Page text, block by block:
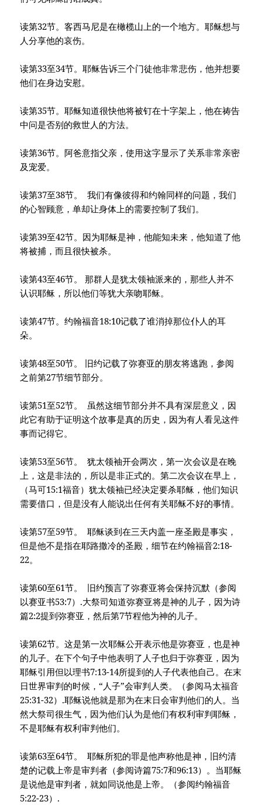
读第32节。客西马尼是在橄榄山上的一个地方。耶稣想与
人分享他的哀伤。
读第33至34节。耶稣告诉三个门徒他非常悲伤，他并想要
他们在身边安慰。
读第35节。耶稣知道很快他将被钉在十字架上，他在祷告
中问是否别的救世人的方法。
读第36节。阿爸意指父亲，使用这字显示了关系非常亲密
及宠爱。
读第37至38节。 我们有像彼得和约翰同样的问题，我们
的心智顾意，单却让身体上的需要控制了我们。
读第39至42节。因为耶稣是神，他能知未来，他知道了他
将被捕，而且很快被杀。
读第43至46节。 那群人是犹太领袖派来的，那些人并不
认识耶稣，所以他们等犹大亲吻耶稣。
读第47节。约翰福音18:10记载了谁消掉那位仆人的耳
朵。
读第48至50节。 旧约记载了弥赛亚的朋友将逃跑，参阅
之前第27节细节部分。
读第51至52节。 虽然这细节部分并不具有深层意义，因
此它有助于证明这个故事是真的历史，因为有人看见这件
事而记得它。
读第53至56节。 犹太领袖开会两次，第一次会议是在晚
上，这是非法的，所以是非正式的。第二次会议在早上，
（马可15:1福音）犹太领袖已经决定要杀耶稣，他们知识
需要借口，但是没有人能说出任何有关耶稣不好的事情。
读第57至59节。 耶稣谈到在三天内盖一座圣殿是事实，
但是他不是指在耶路撒冷的圣殿，细节在约翰福音2:18-
22。
读第60至61节。 旧约预言了弥赛亚将会保持沉默（参阅
以赛亚书53:7）.大祭司知道弥赛亚将是神的儿子，因为诗
篇2:2提到弥赛亚，然后第7节程他为神的儿子。
读第62节。这是第一次耶稣公开表示他是弥赛亚，也是神
的`儿子。在下个句子中他表明了人子也归于弥赛亚，因为
耶稣引用但以理书7:13-14所提到的人子代表他自己。在末
日世界审判的时候，“人子”会审判人类。（参阅马太福音
25:31-32）.耶稣说他就是那为在末日会审判他们的人。当
然大祭司很生气，因为他们认为是他们有权利审判耶稣，
不是耶稣有权利审判他们。
读第63至64节。 耶稣所犯的罪是他声称他是神，旧约清
楚的记载上帝是审判者（参阅诗篇75:7和96:13）。当耶稣
是说他是审判者，就如同说他是上帝。（参阅约翰福音
5:22-23）.